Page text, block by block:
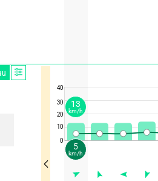
40
30
20
10
0
5
km/h
13
km/h